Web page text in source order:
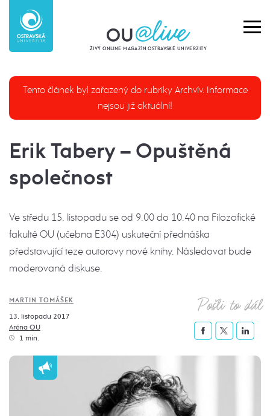
ŽIVÝ ONLINE MAGAZÍN OSTRAVSKÉ UNIVERZITY
Tento článek byl zařazený do rubriky Archvív. Informace
nejsou již aktuální!
Erik Tabery – Opuštěná
společnost
Ve středu 15. listopadu se od 9.00 do 10.40 na Filozofické
fakultě OU (učebna E304) uskuteční přednáška
představující teze autorovy nové knihy. Následovat bude
moderovaná diskuse.
MARTIN TOMÁŠEK
13. listopadu 2017
Aréna OU
1 min.
Pošli to dál